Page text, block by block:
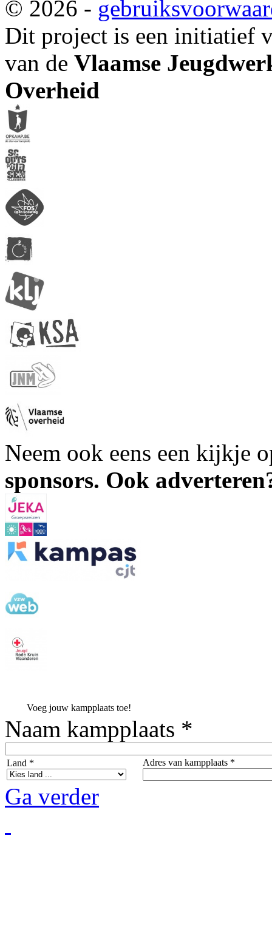
© 2026 -
Dit project is een initiatief
van de Vlaamse
Overheid
Neem ook eens een kijkje
sponsors. Ook
Voeg jouw kampplaats toe!
Naam kampplaats *
Land * Adres van kampplaats *
Ga verder